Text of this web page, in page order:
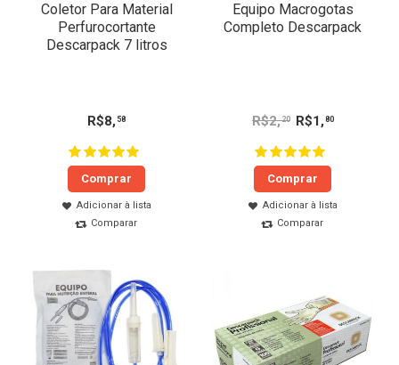
Coletor Para Material
Perfurocortante
Descarpack 7 litros
R$8, 58
Comprar
Adicionar à lista
Comparar
Equipo Macrogotas
Completo Descarpack
R$2,20 R$1 , 80
Comprar
Adicionar à lista
Comparar